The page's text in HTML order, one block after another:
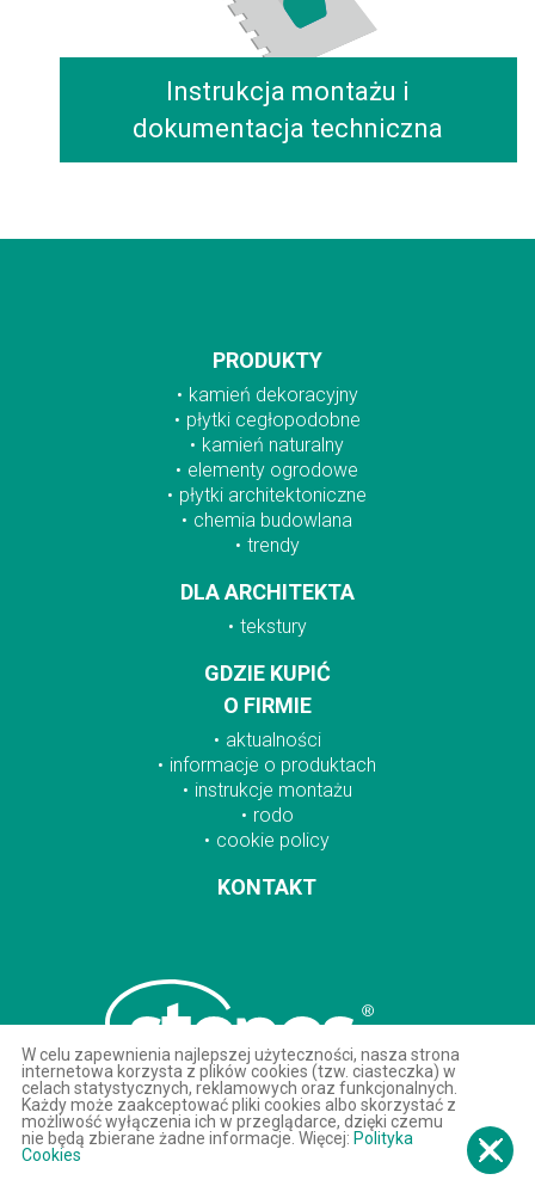
Instrukcja montażu i
dokumentacja techniczna
PRODUKTY
kamień dekoracyjny
płytki cegłopodobne
kamień naturalny
elementy ogrodowe
płytki architektoniczne
chemia budowlana
trendy
DLA ARCHITEKTA
tekstury
GDZIE KUPIĆ
O FIRMIE
aktualności
informacje o produktach
instrukcje montażu
rodo
cookie policy
KONTAKT
W celu zapewnienia najlepszej użyteczności, nasza strona
internetowa korzysta z plików cookies (tzw. ciasteczka) w
celach statystycznych, reklamowych oraz funkcjonalnych.
Każdy może zaakceptować pliki cookies albo skorzystać z
możliwość wyłączenia ich w przeglądarce, dzięki czemu
nie będą zbierane żadne informacje. Więcej: Polityka
Cookies